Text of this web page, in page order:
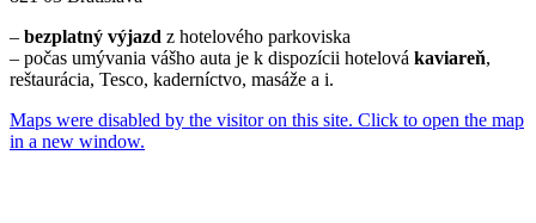
– bezplatný výjazd z hotelového parkoviska
– počas umývania vášho auta je k dispozícii hotelová kaviareň,
reštaurácia, Tesco, kaderníctvo, masáže a i.
Maps were disabled by the visitor on this site. Click to open the map
in a new window.